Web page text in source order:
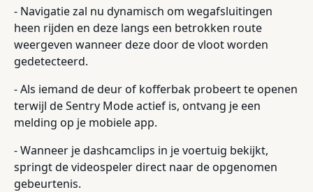
- Navigatie zal nu dynamisch om wegafsluitingen
heen rijden en deze langs een betrokken route
weergeven wanneer deze door de vloot worden
gedetecteerd.
- Als iemand de deur of kofferbak probeert te openen
terwijl de Sentry Mode actief is, ontvang je een
melding op je mobiele app.
- Wanneer je dashcamclips in je voertuig bekijkt,
springt de videospeler direct naar de opgenomen
gebeurtenis.